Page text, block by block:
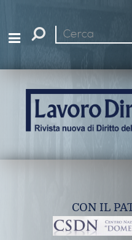
Cerca
CON IL